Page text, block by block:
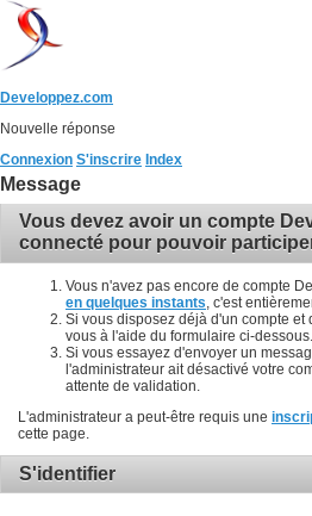
Developpez.com
Nouvelle réponse
Connexion S'inscrire Index
Message
Vous devez avoir un compte
connecté pour pouvoir
Vous n'avez pas encore de compte
en quelques instants , c'est
Si vous disposez déjà d'un compte et
vous à l'aide du formulaire ci-dessous.
Si vous essayez d'envoyer un
l'administrateur ait désactivé votre
attente de validation.
L'administrateur a peut-être requis une
cette page.
S'identifier